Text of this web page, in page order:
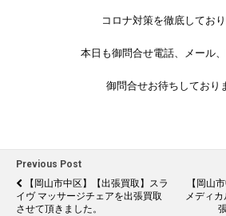
コロナ対策を徹底しており
本日も御問合せ電話、メール
御問合せお待ちしており
Previous Post
【岡山市中区】【出張買取】スラ
イヴ マッサージチェアを出張買取
させて頂きました。
【岡山
メディ